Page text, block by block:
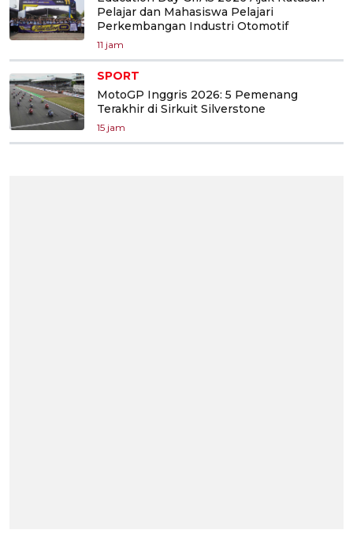
Pelajar dan Mahasiswa Pelajari
Perkembangan Industri Otomotif
11 jam
SPORT
MotoGP Inggris 2026: 5 Pemenang
Terakhir di Sirkuit Silverstone
15 jam